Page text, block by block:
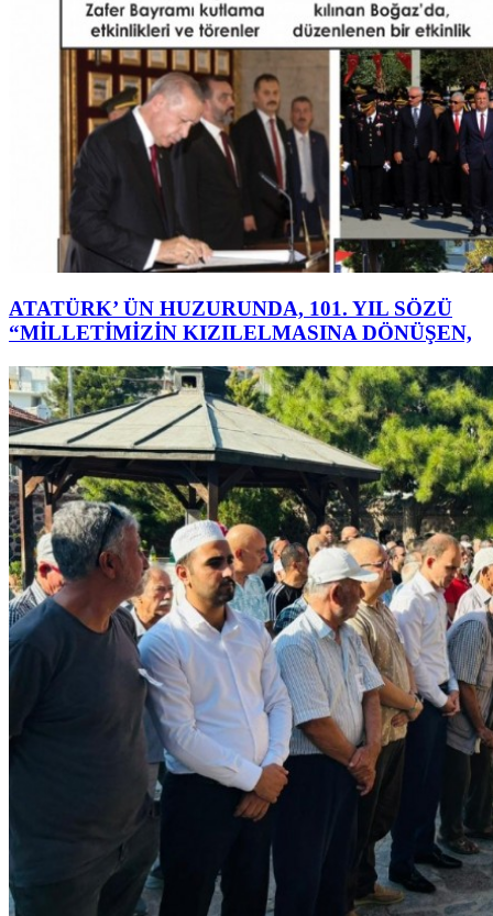
ATATÜRK’ ÜN HUZURUNDA, 101. YIL SÖZÜ
“MİLLETİMİZİN KIZILELMASINA DÖNÜŞEN,